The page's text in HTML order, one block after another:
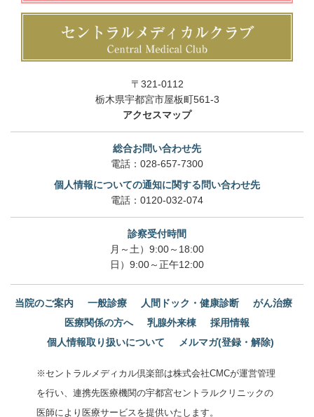
〒321-0112
栃木県宇都宮市屋板町561-3
アクセスマップ
総合お問い合わせ先
電話： 028-657-7300
個人情報についての通知に関する問い合わせ先
電話： 0120-032-074
診察受付時間
月～土）9:00～18:00
日）9:00～正午12:00
当院のご案内 一般診療 人間ドック・健康診断
がん治療
医療関係の方へ
乳腺外来棟
採用情報
個人情報取り扱いについて
メルマガ(登録・解除)
※セントラルメディカル倶楽部は株式会社CMCが運営管理
を行い、連携先医療機関の宇都宮セントラルクリニックの
医師により医療サービスを提供いたします。